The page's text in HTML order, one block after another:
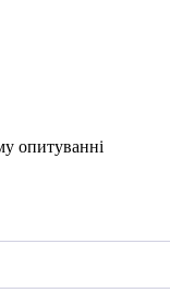
опитуванні